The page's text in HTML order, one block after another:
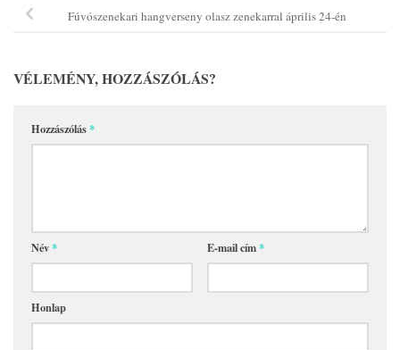
Fúvószenekari hangverseny olasz zenekarral április 24-én
VÉLEMÉNY, HOZZÁSZÓLÁS?
Hozzászólás*
Név* E-mail cím*
Honlap